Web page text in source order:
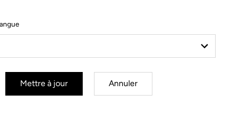
Mettre à jour Annuler